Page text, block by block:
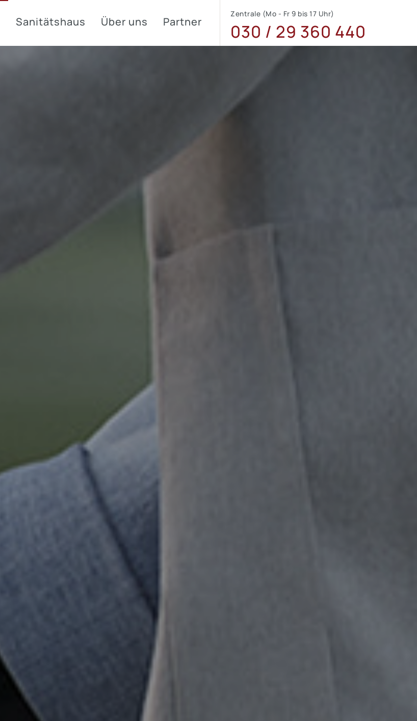
Sanitätshaus Über uns Partner
Zentrale (Mo - Fr 9 bis 17 Uhr)
030 / 29 360 440